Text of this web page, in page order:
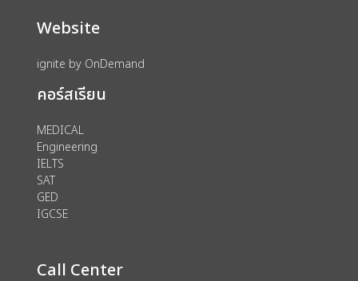
import_contacts วางแผนการเรียน
account_circle เข้าสู่ระบบ
assignment ลงทะเบียน
Website
ignite by OnDemand
คอร์สเรียน
MEDICAL
Engineering
IELTS
SAT
GED
IGCSE
Call Center